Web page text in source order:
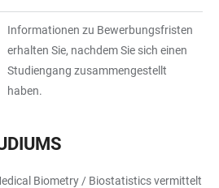
Informationen zu Bewerbungsfristen
erhalten Sie, nachdem Sie sich einen
Studiengang zusammengestellt
haben.
Biometry / Biostatistics vermittelt